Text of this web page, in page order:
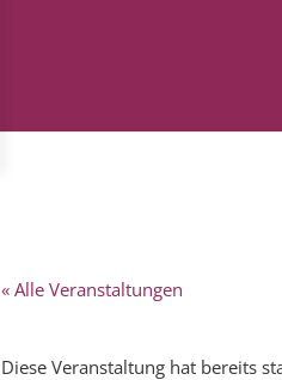
« Alle Veranstaltungen
Diese Veranstaltung hat bereits